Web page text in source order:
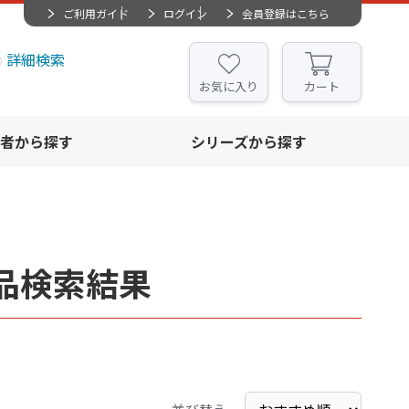
ご利用ガイド ログイン 会員登録はこちら
詳細検索
お気に入り カート
から探す シリーズから探す
検索結果